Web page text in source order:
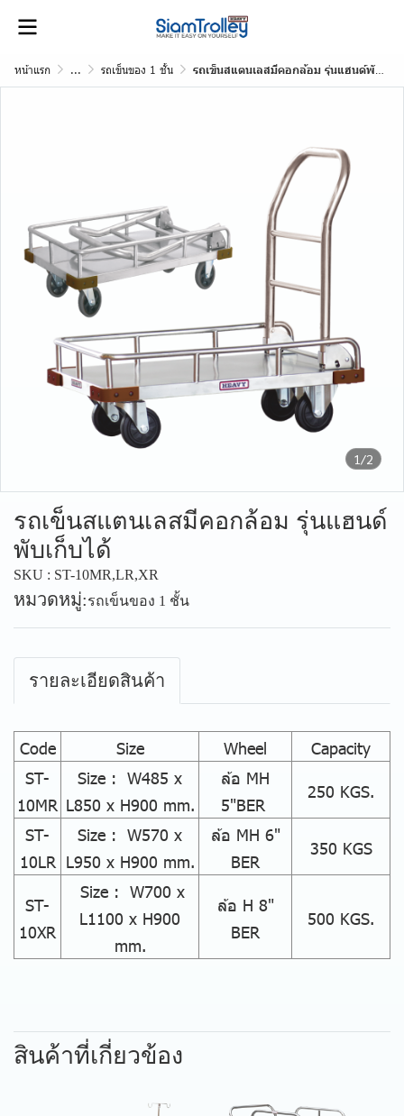
หน้าแรก ... รถเข็นของ 1 ชั้น รถเข็นสแตนเลสมีคอกล้อม รุ่นแฮนด์พับเก็บได้
1/2
รถเข็นสแตนเลสมีคอกล้อม รุ่นแฮนด์
พับเก็บได้
SKU : ST-10MR,LR,XR
หมวดหมู่:รถเข็นของ 1 ชั้น
รายละเอียดสินค้า
Code Size Wheel
Capacity
ST-
10MR
Size : W485 x
L850 x H900 mm.
ล้อ MH
5"BER
250 KGS.
ST-
10LR
Size : W570 x
L950 x H900 mm.
ล้อ MH 6"
BER
350 KGS
ST-
10XR
Size : W700 x
L1100 x H900
mm.
ล้อ H 8"
BER
500 KGS.
สินค้าที่เกี่ยวข้อง